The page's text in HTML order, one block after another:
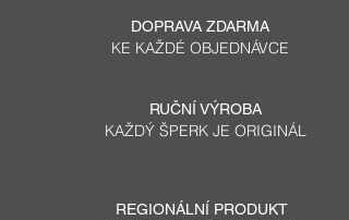
DOPRAVA ZDARMA
KE KAŽDÉ OBJEDNÁVCE
RUČNÍ VÝROBA
KAŽDÝ ŠPERK JE ORIGINÁL
REGIONÁLNÍ PRODUKT